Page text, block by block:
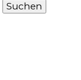
Suchen